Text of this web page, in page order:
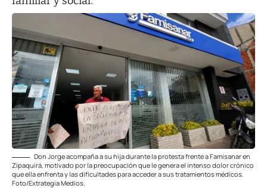
Don Jorge acompaña a su hija durante la protesta frente a Famisanar en
Zipaquirá, motivado por la preocupación que le genera el intenso dolor crónico
que ella enfrenta y las dificultades para acceder a sus tratamientos médicos.
Foto/Extrategia Medios.